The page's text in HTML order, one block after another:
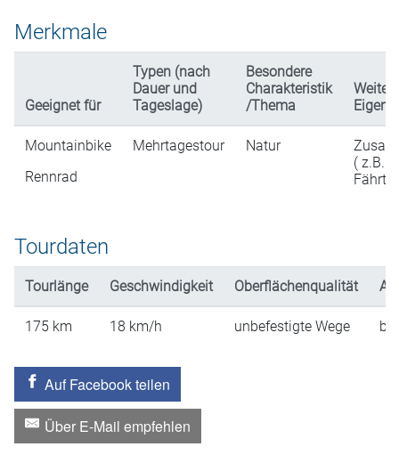
Merkmale
Geeignet für
Typen (nach
Dauer und
Tageslage)
Besondere
Charakteristik
/Thema
Weitere
Mountainbike
Rennrad
Mehrtagestour Natur
( z.B.
Tourdaten
Tourlänge Geschwindigkeit Oberflächenqualität
175 km 18 km/h unbefestigte Wege
Auf Facebook teilen
Über E-Mail empfehlen